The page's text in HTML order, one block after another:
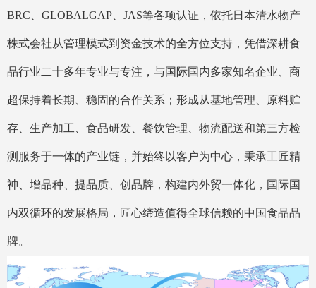
BRC、GLOBALGAP、JAS等各项认证，依托日本清水物产
株式会社从管理模式到资金技术的全方位支持，凭借深耕食
品行业二十多年专业与专注，与国际国内多家知名企业、商
超保持着长期、稳固的合作关系；形成从基地管理、原料贮
存、生产加工、食品研发、餐饮管理、物流配送和第三方检
测服务于一体的产业链，并始终以客户为中心，秉承工匠精
神、增品种、提品质、创品牌，构建内外贸一体化，国际国
内双循环的发展格局，匠心缔造值得全球信赖的中国食品品
牌。